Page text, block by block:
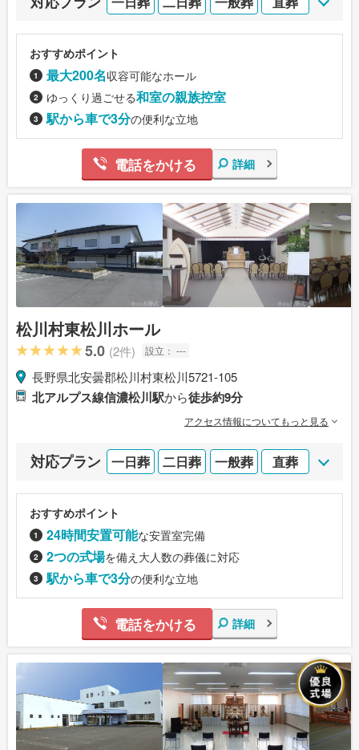
おすすめポイント
最大200名収容可能なホール
ゆっくり過ごせる和室の親族控室
駅から車で3分の便利な立地
電話をかける 詳細
松川村東松川ホール
5.0 (2件) 設立： ---
長野県北安曇郡松川村東松川5721-105
北アルプス線信濃松川駅から徒歩約9分
アクセス情報についてもっと見る
対応プラン 一日葬 二日葬 一般葬 直葬
おすすめポイント
24時間安置可能な安置室完備
2つの式場を備え大人数の葬儀に対応
駅から車で3分の便利な立地
電話をかける 詳細